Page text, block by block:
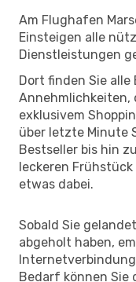
Am Flughafen
Einsteigen alle
Dienstleistungen
Dort finden Sie
Annehmlichkeiten,
exklusivem
über letzte Minute
Bestseller bis hin
leckeren
etwas dabei.
Sobald Sie
abgeholt haben,
Bedarf können Sie